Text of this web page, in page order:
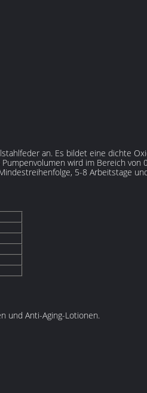
an. Es bildet eine dichte
wird im Bereich von
5-8 Arbeitstage
und Anti-Aging-Lotionen.